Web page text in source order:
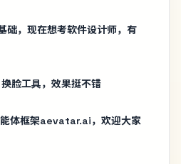
础，现在想考软件设计师，有
脸工具，效果挺不错
体框架aevatar.ai，欢迎大家